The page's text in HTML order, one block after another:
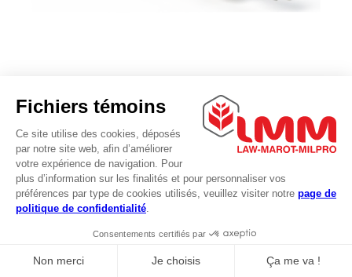
Convoyeur en masse Milpro
Catégorie: Manutention
Modulaire, robuste et conçu selon vos besoins Les